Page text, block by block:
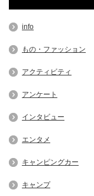
info
もの・ファッション
アクティビティ
アンケート
インタビュー
エンタメ
キャンピングカー
キャンプ